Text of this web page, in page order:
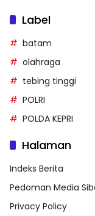
Label
batam
olahraga
tebing tinggi
POLRI
POLDA KEPRI
Halaman
Indeks Berita
Pedoman Media
Privacy Policy